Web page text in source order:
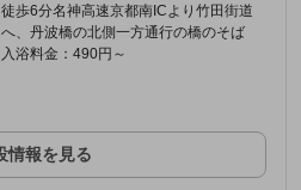
徒歩6分名神高速京都南ICより竹田街道
へ、丹波橋の北側一方通行の橋のそば
入浴料金：490円～
情報を見る